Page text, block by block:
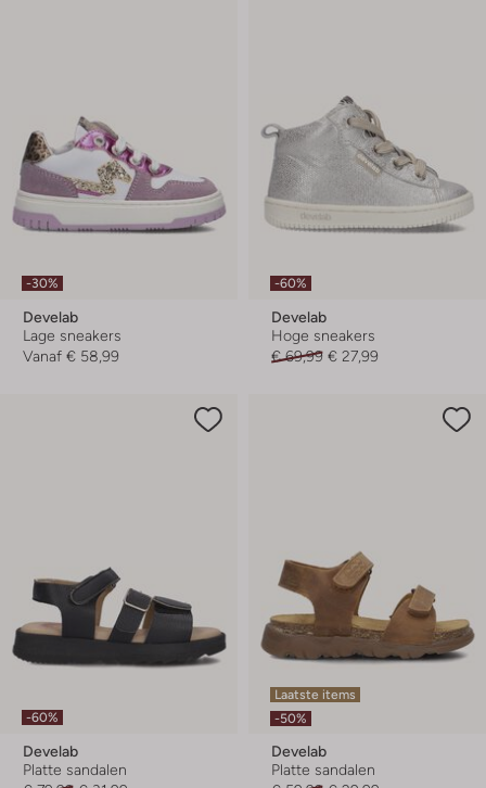
-30%
Develab
Lage sneakers
Vanaf € 58,99
-60%
Develab
Hoge sneakers
€ 69,99 € 27,99
-60%
Develab
Platte sandalen
Laatste items
-50%
Develab
Platte sandalen